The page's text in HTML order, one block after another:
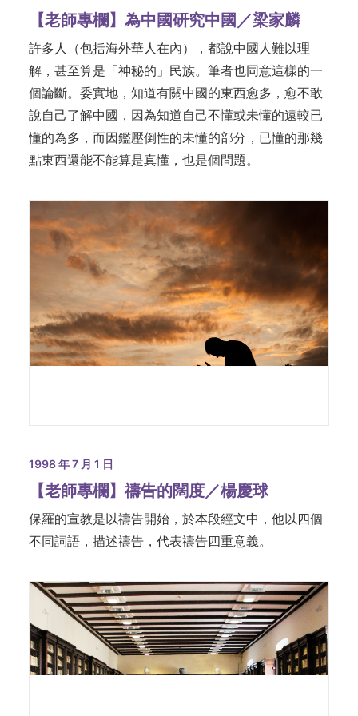
【老師專欄】為中國研究中國／梁家麟
許多人（包括海外華人在內），都說中國人難以理
解，甚至算是「神秘的」民族。筆者也同意這樣的一
個論斷。委實地，知道有關中國的東西愈多，愈不敢
說自己了解中國，因為知道自己不懂或未懂的遠較已
懂的為多，而因鑑壓倒性的未懂的部分，已懂的那幾
點東西還能不能算是真懂，也是個問題。
1998 年 7 月 1 日
【老師專欄】禱告的闊度／楊慶球
保羅的宣教是以禱告開始，於本段經文中，他以四個
不同詞語，描述禱告，代表禱告四重意義。